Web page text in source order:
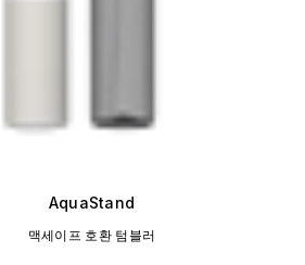
AquaStand
맥세이프 호환 텀블러